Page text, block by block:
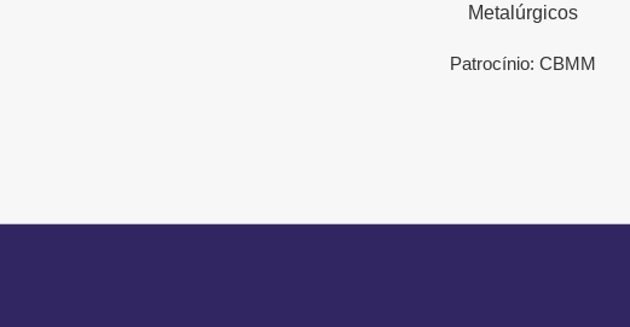
Metalúrgicos
Patrocínio: CBMM